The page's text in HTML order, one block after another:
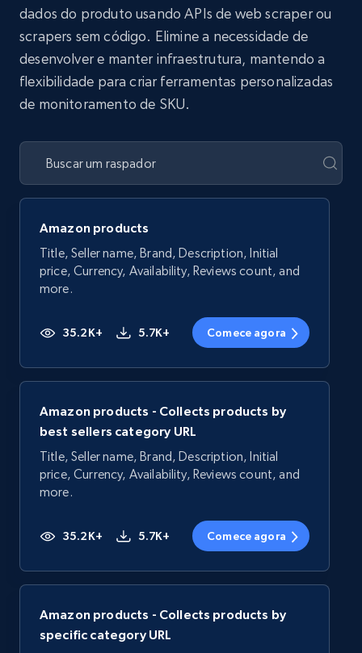
dados do produto usando APIs de web scraper ou
scrapers sem código. Elimine a necessidade de
desenvolver e manter infraestrutura, mantendo a
flexibilidade para criar ferramentas personalizadas
de monitoramento de SKU.
Amazon products
Title, Seller name, Brand, Description, Initial
price, Currency, Availability, Reviews count, and
more.
35.2K+ 5.7K+ Comece agora
Amazon products - Collects products by
best sellers category URL
Title, Seller name, Brand, Description, Initial
price, Currency, Availability, Reviews count, and
more.
35.2K+ 5.7K+ Comece agora
Amazon products - Collects products by
specific category URL